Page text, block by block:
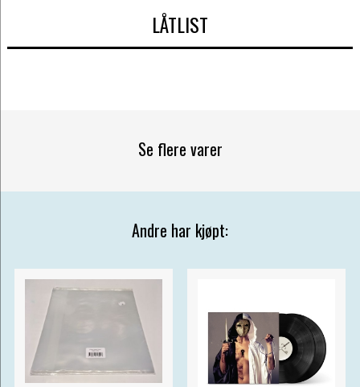
LÅTLIST
Se flere varer
Andre har kjøpt: